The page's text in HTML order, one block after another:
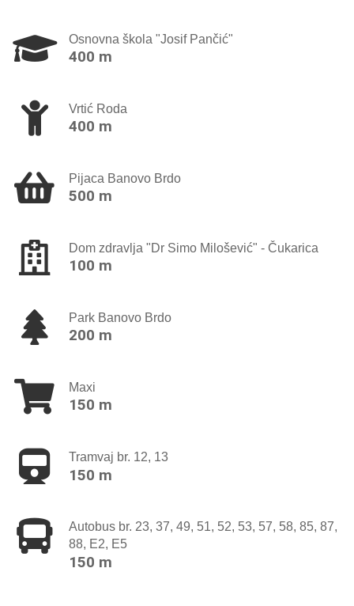
Osnovna škola "Josif Pančić"
400 m
Vrtić Roda
400 m
Pijaca Banovo Brdo
500 m
Dom zdravlja "Dr Simo Milošević" - Čukarica
100 m
Park Banovo Brdo
200 m
Maxi
150 m
Tramvaj br. 12, 13
150 m
Autobus br. 23, 37, 49, 51, 52, 53, 57, 58, 85, 87,
88, E2, E5
150 m